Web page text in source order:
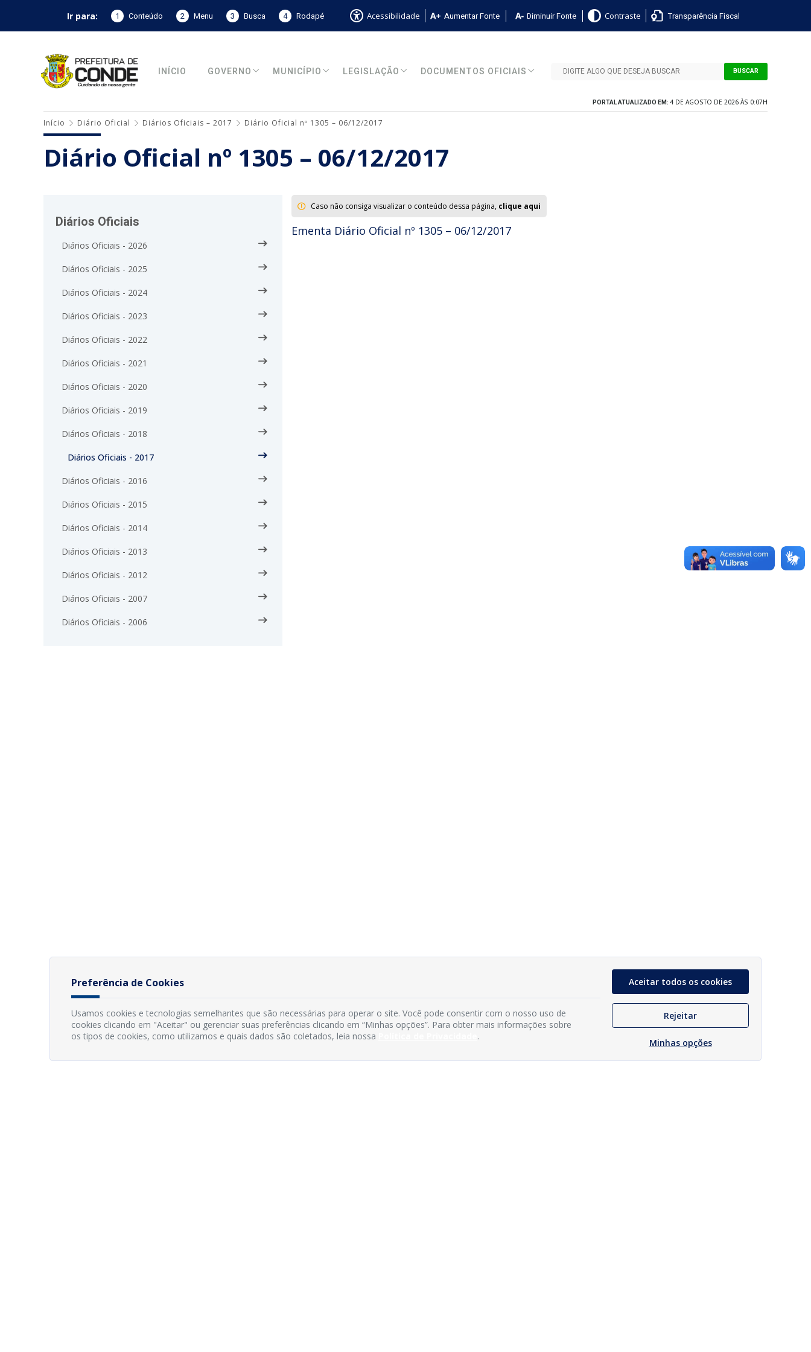
Ir para: 1 Conteúdo 2 Menu 3 Busca 4 Rodapé Acessibilidade Aumentar Fonte Diminuir Fonte Contraste Transparência Fiscal
INÍCIO GOVERNO MUNICÍPIO LEGISLAÇÃO DOCUMENTOS OFICIAIS BUSCAR
PORTAL ATUALIZADO EM: 4 DE AGOSTO DE 2026 ÀS 0:07H
Início Diário Oficial Diários Oficiais – 2017 Diário Oficial nº 1305 – 06/12/2017
Diário Oficial nº 1305 – 06/12/2017
Diários Oficiais
Diários Oficiais - 2026
Diários Oficiais - 2025
Diários Oficiais - 2024
Diários Oficiais - 2023
Diários Oficiais - 2022
Diários Oficiais - 2021
Diários Oficiais - 2020
Diários Oficiais - 2019
Diários Oficiais - 2018
Diários Oficiais - 2017
Diários Oficiais - 2016
Diários Oficiais - 2015
Diários Oficiais - 2014
Diários Oficiais - 2013
Diários Oficiais - 2012
Diários Oficiais - 2007
Diários Oficiais - 2006
Caso não consiga visualizar o conteúdo dessa página, clique aqui
Ementa Diário Oficial nº 1305 – 06/12/2017
Preferência de Cookies
Usamos cookies e tecnologias semelhantes que são necessárias para operar o site. Você pode consentir com o nosso uso de
cookies clicando em "Aceitar" ou gerenciar suas preferências clicando em “Minhas opções”. Para obter mais informações sobre
os tipos de cookies, como utilizamos e quais dados são coletados, leia nossa
.
Aceitar todos os cookies
Rejeitar
Minhas opções